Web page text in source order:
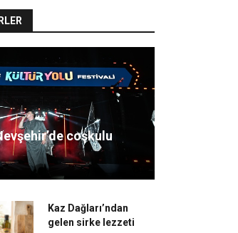
coşkulu
Kaz Dağları’ndan
gelen sirke lezzeti